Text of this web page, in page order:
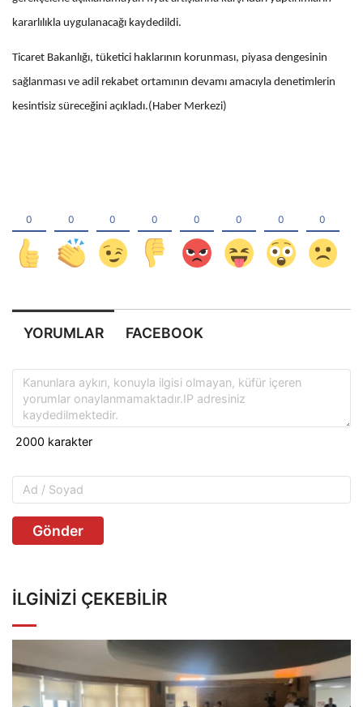
kararlılıkla uygulanacağı kaydedildi.
Ticaret Bakanlığı, tüketici haklarının korunması, piyasa dengesinin
sağlanması ve adil rekabet ortamının devamı amacıyla denetimlerin
kesintisiz süreceğini açıkladı.(Haber Merkezi)
YORUMLAR FACEBOOK
Gönder
İLGINIZI ÇEKEBILIR